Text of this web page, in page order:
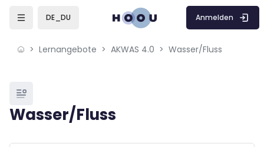
Skip to sidebar navigation menu
Skip to mobile navigation menu
DE_DU Anmelden
Lernangebote AKWAS 4.0 Wasser/Fluss
Blöcke
Wasser/Fluss